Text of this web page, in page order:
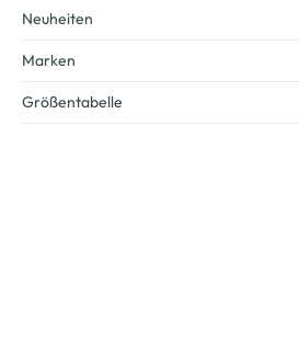
Neuheiten
Marken
Größentabelle